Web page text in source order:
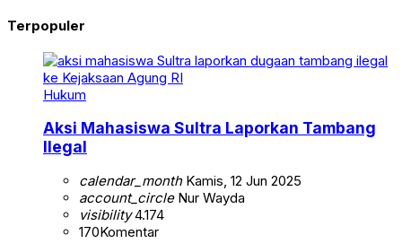
Terpopuler
Hukum
Aksi Mahasiswa Sultra Laporkan Tambang
Ilegal
calendar_monthKamis, 12 Jun 2025
account_circleNur Wayda
visibility4.174
170Komentar